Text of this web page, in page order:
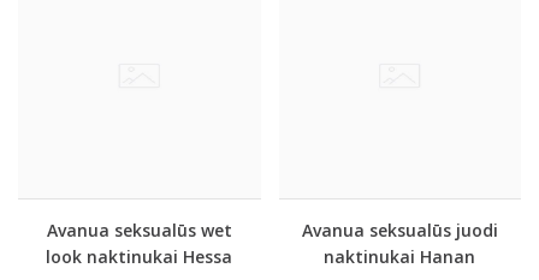
Avanua seksualūs wet
look naktinukai Hessa
Avanua seksualūs juodi
naktinukai Hanan